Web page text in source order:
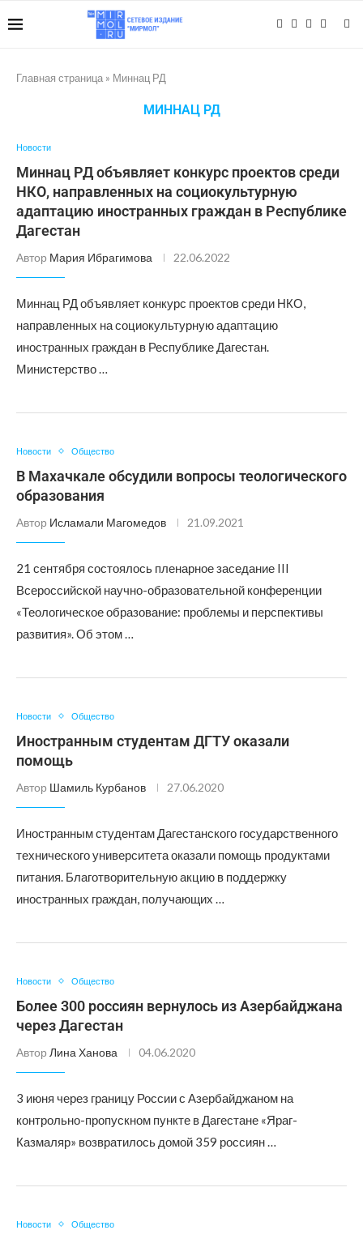
Главная страница » Миннац РД
МИННАЦ РД
Новости
Миннац РД объявляет конкурс проектов среди
НКО, направленных на социокультурную
адаптацию иностранных граждан в Республике
Дагестан
Автор Мария Ибрагимова 22.06.2022
Миннац РД объявляет конкурс проектов среди НКО,
направленных на социокультурную адаптацию
иностранных граждан в Республике Дагестан.
Министерство …
Новости Общество
В Махачкале обсудили вопросы теологического
образования
Автор Исламали Магомедов 21.09.2021
21 сентября состоялось пленарное заседание III
Всероссийской научно-образовательной конференции
«Теологическое образование: проблемы и перспективы
развития». Об этом …
Новости Общество
Иностранным студентам ДГТУ оказали
помощь
Автор Шамиль Курбанов 27.06.2020
Иностранным студентам Дагестанского государственного
технического университета оказали помощь продуктами
питания. Благотворительную акцию в поддержку
иностранных граждан, получающих …
Новости Общество
Более 300 россиян вернулось из Азербайджана
через Дагестан
Автор Лина Ханова 04.06.2020
3 июня через границу России с Азербайджаном на
контрольно-пропускном пункте в Дагестане «Яраг-
Казмаляр» возвратилось домой 359 россиян …
Новости Общество